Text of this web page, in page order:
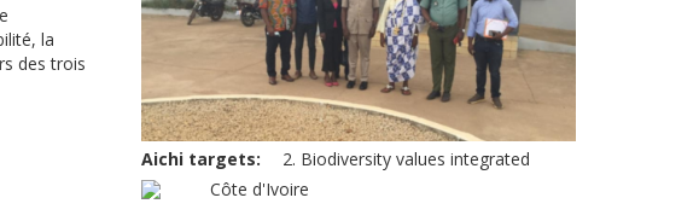
la
des trois
Aichi targets
2. Biodiversity values integrated
Côte d'Ivoire